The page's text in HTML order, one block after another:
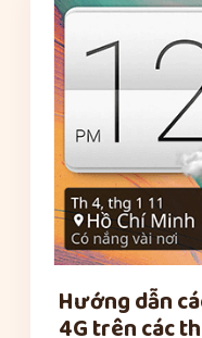
Hướng dẫn
4G trên các